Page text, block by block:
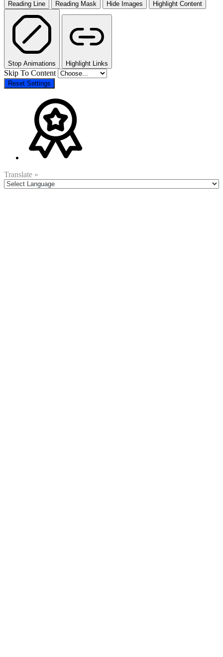
Reading Line Reading Mask Hide Images Highlight Content
Stop Animations Highlight Links
Skip To Content
Reset Settings
Translate »